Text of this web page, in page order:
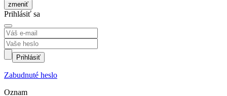
zmeniť
Prihlásiť sa
Prihlásiť
Zabudnuté heslo
Oznam